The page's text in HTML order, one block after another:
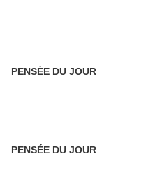
PENSÉE DU JOUR
PENSÉE DU JOUR